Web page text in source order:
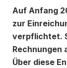
Auf Anfang
zur
verpflichtet.
Rechnungen
Über diese